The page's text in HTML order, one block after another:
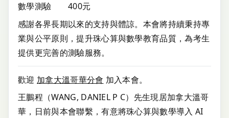
數學測驗 400元
感謝各界長期以來的支持與體諒。本會將持續秉持專
業與公平原則，提升珠心算與數學教育品質，為考生
提供更完善的測驗服務。
歡迎 加拿大溫哥華分會 加入本會。
王鵬程（WANG, DANIEL P C）先生現居加拿大溫哥
華，日前與本會聯繫，有意將珠心算與數學導入 AI